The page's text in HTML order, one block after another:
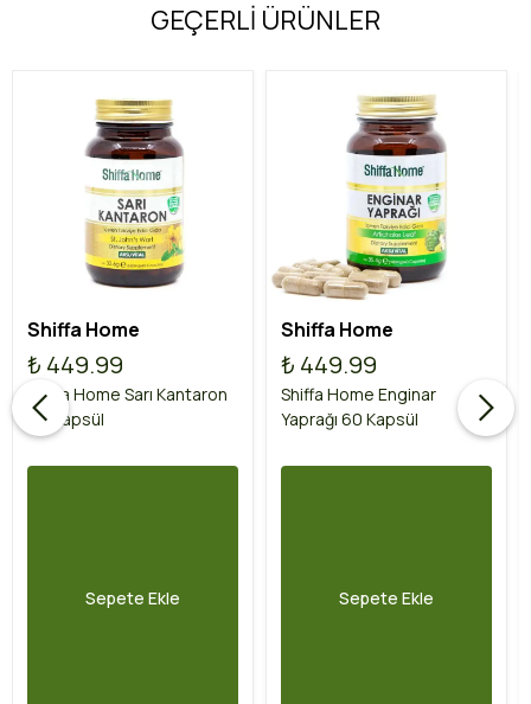
GEÇERLİ ÜRÜNLER
Shiffa Home
₺ 449.99
Shiffa Home Sarı Kantaron
60 Kapsül
Sepete Ekle
Shiffa Home
₺ 449.99
Shiffa Home Enginar
Yaprağı 60 Kapsül
Sepete Ekle